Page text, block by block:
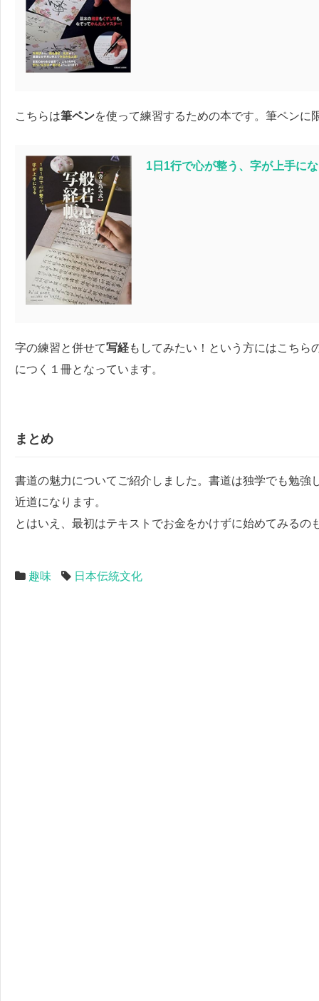
こちらは筆ペンを使って練習するための本です。筆ペン
1日1行で心が整う、字が上手に
字の練習と併せて写経もしてみたい！という方にはこち
につく１冊となっています。
まとめ
書道の魅力についてご紹介しました。書道は独学でも勉
近道になります。
とはいえ、最初はテキストでお金をかけずに始めてみる
趣味 日本伝統文化